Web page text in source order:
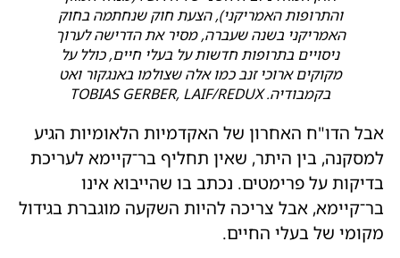
והתרופות האמריקני), הצעת חוק שנחתמה בחוק
האמריקני בשנה שעברה, מסיר את הדרישה לערוך
ניסויים בתרופות חדשות על בעלי חיים, כולל על
מקוקים ארוכי זנב כמו אלה שצולמו באנגקור ואט
בקמבודיה. TOBIAS GERBER, LAIF/REDUX
אבל הדו"ח האחרון של האקדמיות הלאומיות הגיע
למסקנה, בין היתר, שאין תחליף בר־קיימא לעריכת
בדיקות על פרימטים. נכתב בו שהייבוא אינו
בר־קיימא, אבל צריכה להיות השקעה מוגברת בגידול
מקומי של בעלי החיים.